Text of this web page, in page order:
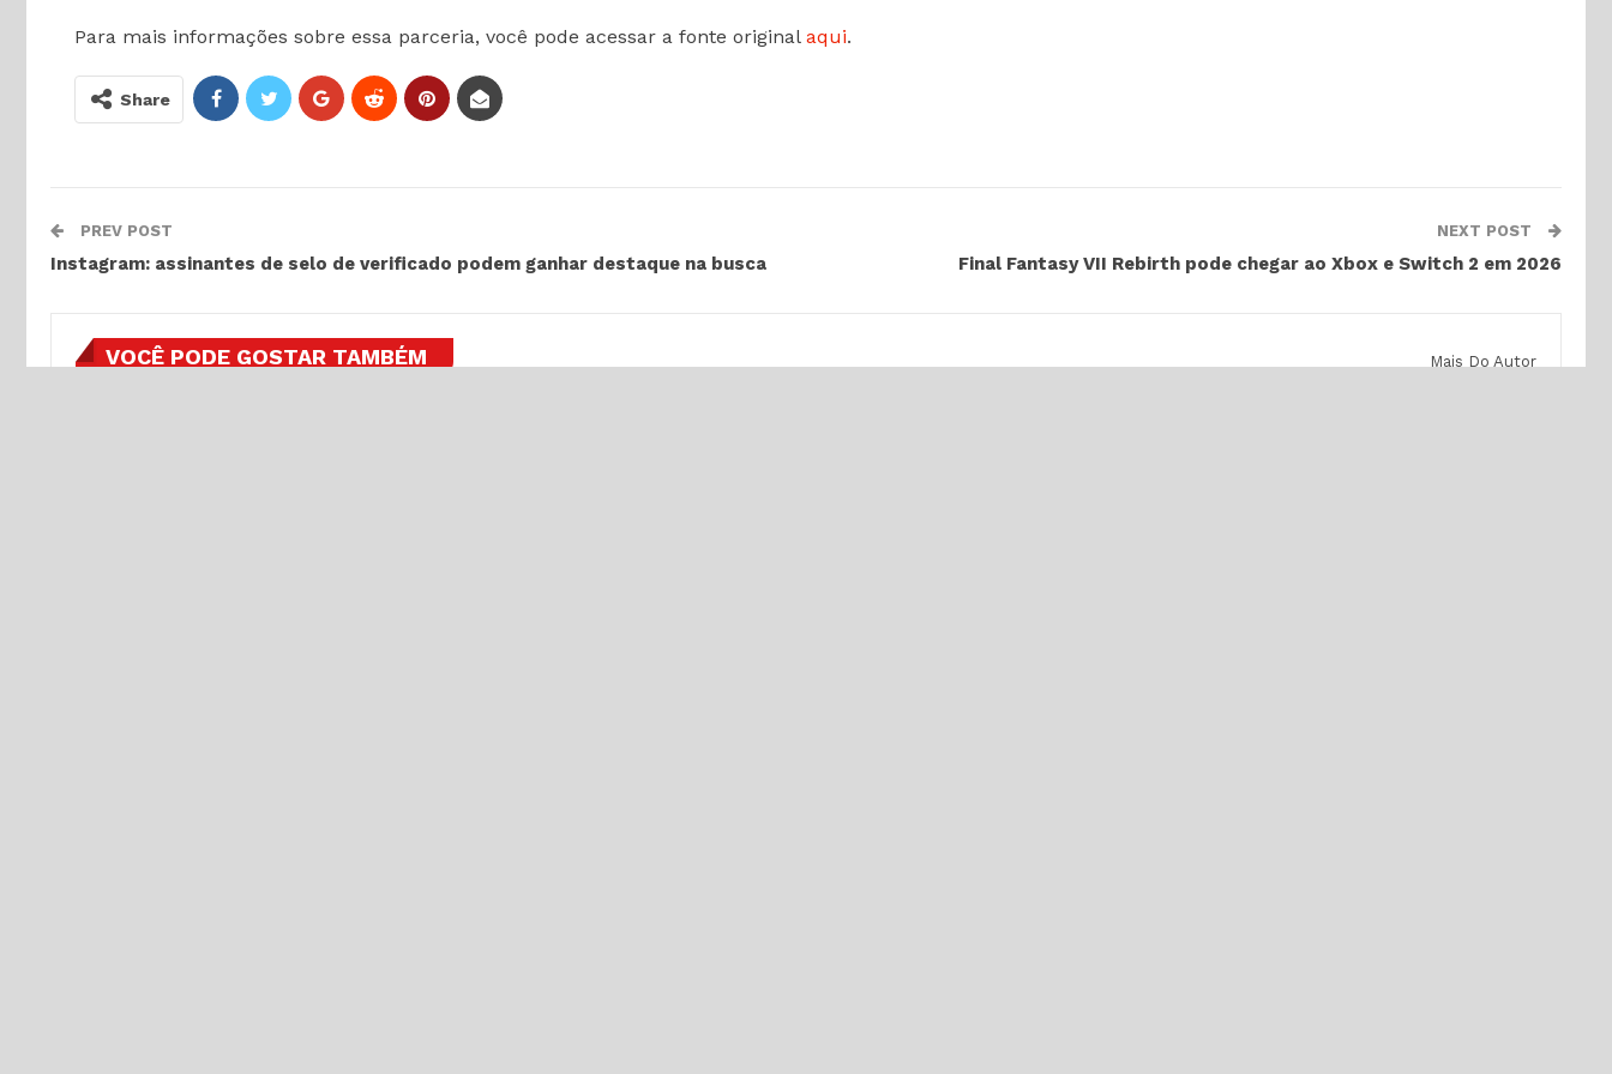
Para mais informações sobre essa parceria, você pode acessar a fonte original aqui.
Share
PREV POST
Instagram: assinantes de selo de verificado podem ganhar destaque na busca
NEXT POST
Final Fantasy VII Rebirth pode chegar ao Xbox e Switch 2 em 2026
VOCÊ PODE GOSTAR TAMBÉM Mais Do Autor